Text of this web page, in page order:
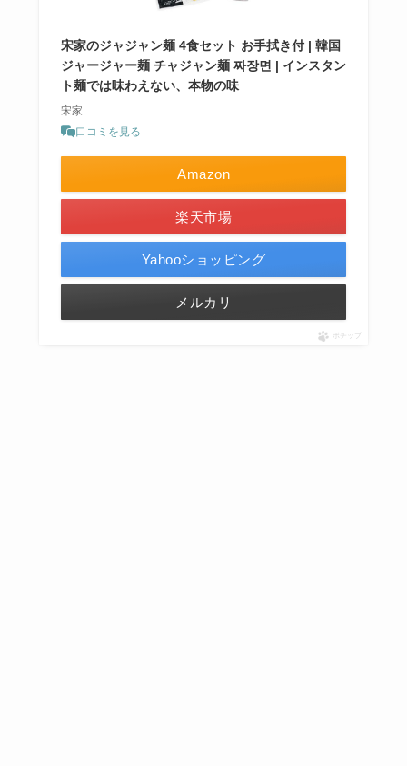
宋家のジャジャン麺 4食セット お手拭き付 | 韓国
ジャージャー麺 チャジャン麺 짜장면 | インスタン
ト麺では味わえない、本物の味
宋家
口コミを見る
Amazon
楽天市場
Yahooショッピング
メルカリ
ポチップ